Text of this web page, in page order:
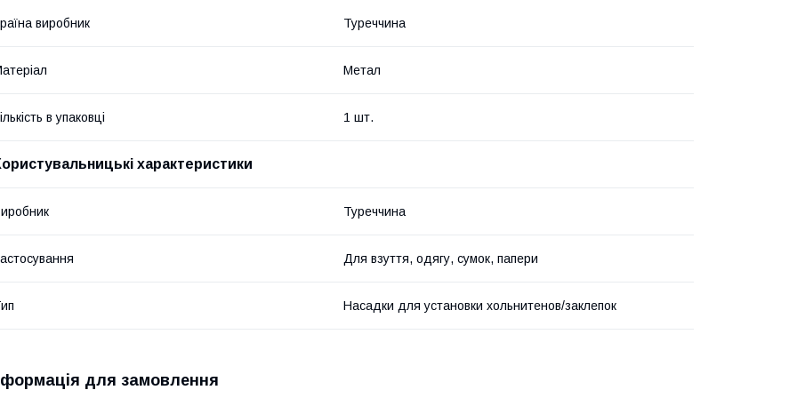
виробник Туреччина
Метал
в упаковці 1 шт.
характеристики
Туреччина
Для взуття, одягу, сумок, папери
Насадки для установки хольнитенов/заклепок
для замовлення